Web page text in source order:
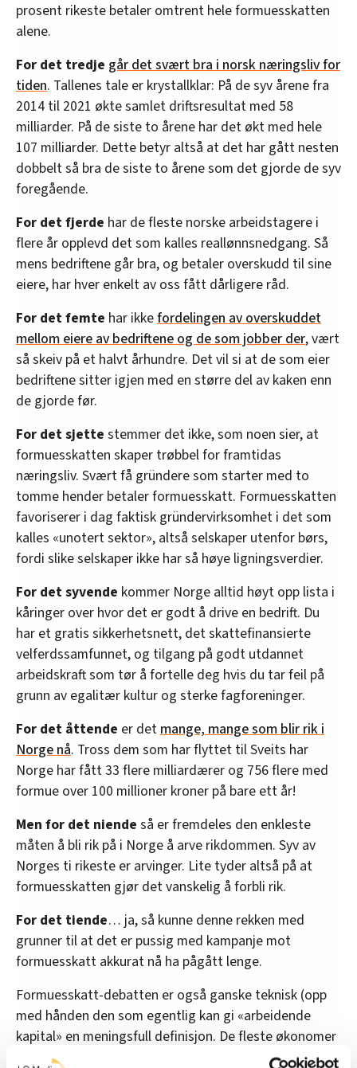
prosent rikeste betaler omtrent hele formuesskatten
alene.
For det tredje går det svært bra i norsk næringsliv for
tiden. Tallenes tale er krystallklar: På de syv årene fra
2014 til 2021 økte samlet driftsresultat med 58
milliarder. På de siste to årene har det økt med hele
107 milliarder. Dette betyr altså at det har gått nesten
dobbelt så bra de siste to årene som det gjorde de syv
foregående.
For det fjerde har de fleste norske arbeidstagere i
flere år opplevd det som kalles reallønnsnedgang. Så
mens bedriftene går bra, og betaler overskudd til sine
eiere, har hver enkelt av oss fått dårligere råd.
For det femte har ikkefordelingen av overskuddet
mellom eiere av bedriftene og de som jobber der, vært
så skeiv på et halvt århundre. Det vil si at de som eier
bedriftene sitter igjen med en større del av kaken enn
de gjorde før.
For det sjette stemmer det ikke, som noen sier, at
formuesskatten skaper trøbbel for framtidas
næringsliv. Svært få gründere som starter med to
tomme hender betaler formuesskatt. Formuesskatten
favoriserer i dag faktisk gründervirksomhet i det som
kalles «unotert sektor», altså selskaper utenfor børs,
fordi slike selskaper ikke har så høye ligningsverdier.
For det syvende kommer Norge alltid høyt opp lista i
kåringer over hvor det er godt å drive en bedrift. Du
har et gratis sikkerhetsnett, det skattefinansierte
velferdssamfunnet, og tilgang på godt utdannet
arbeidskraft som tør å fortelle deg hvis du tar feil på
grunn av egalitær kultur og sterke fagforeninger.
For det åttende er det mange, mange som blir rik i
Norge nå. Tross dem som har flyttet til Sveits har
Norge har fått 33 flere milliardærer og 756 flere med
formue over 100 millioner kroner på bare ett år!
Men for det niende så er fremdeles den enkleste
måten å bli rik på i Norge å arve rikdommen. Syv av
Norges ti rikeste er arvinger. Lite tyder altså på at
formuesskatten gjør det vanskelig å forbli rik.
For det tiende… ja, så kunne denne rekken med
grunner til at det er pussig med kampanje mot
formuesskatt akkurat nå ha pågått lenge.
Formuesskatt-debatten er også ganske teknisk (opp
med hånden den som egentlig kan gi «arbeidende
kapital» en meningsfull definisjon. De fleste økonomer
mener det er et meningsløst begrep).